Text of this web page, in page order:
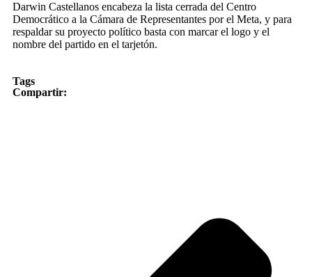
Darwin Castellanos encabeza la lista cerrada del Centro
Democrático a la Cámara de Representantes por el Meta, y para
respaldar su proyecto político basta con marcar el logo y el
nombre del partido en el tarjetón.
Tags
Compartir: